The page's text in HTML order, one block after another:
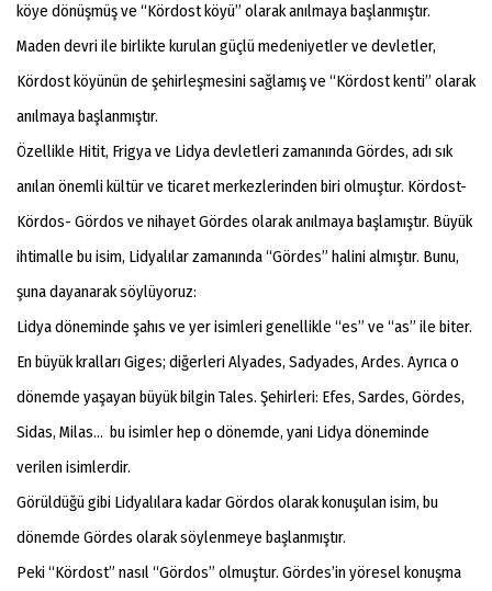
köye dönüşmüş ve “Kördost köyü” olarak anılmaya başlanmıştır.
Maden devri ile birlikte kurulan güçlü medeniyetler ve devletler,
Kördost köyünün de şehirleşmesini sağlamış ve “Kördost kenti” olarak
anılmaya başlanmıştır.
Özellikle Hitit, Frigya ve Lidya devletleri zamanında Gördes, adı sık
anılan önemli kültür ve ticaret merkezlerinden biri olmuştur. Kördost-
Kördos- Gördos ve nihayet Gördes olarak anılmaya başlamıştır. Büyük
ihtimalle bu isim, Lidyalılar zamanında “Gördes” halini almıştır. Bunu,
şuna dayanarak söylüyoruz:
Lidya döneminde şahıs ve yer isimleri genellikle “es” ve “as” ile biter.
En büyük kralları Giges; diğerleri Alyades, Sadyades, Ardes. Ayrıca o
dönemde yaşayan büyük bilgin Tales. Şehirleri: Efes, Sardes, Gördes,
Sidas, Milas… bu isimler hep o dönemde, yani Lidya döneminde
verilen isimlerdir.
Görüldüğü gibi Lidyalılara kadar Gördos olarak konuşulan isim, bu
dönemde Gördes olarak söylenmeye başlanmıştır.
Peki “Kördost” nasıl “Gördos” olmuştur. Gördes’in yöresel konuşma